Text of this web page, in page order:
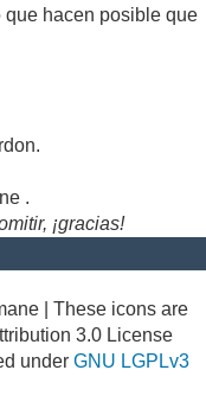
que hacen posible que
.
¡gracias!
| These icons are
3.0 License
under GNU LGPLv3